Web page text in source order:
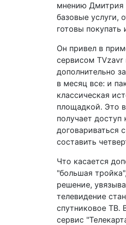
мнению Дмитрия
базовые услуги,
готовы покупать
Он привел в
сервисом TVzavr
дополнительно
в месяц все: и
классическая
площадкой. Это
получает доступ
договариваться
составить
Что касается
"большая
решение,
телевидение
спутниковое ТВ.
сервис